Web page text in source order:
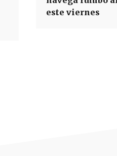
este viernes